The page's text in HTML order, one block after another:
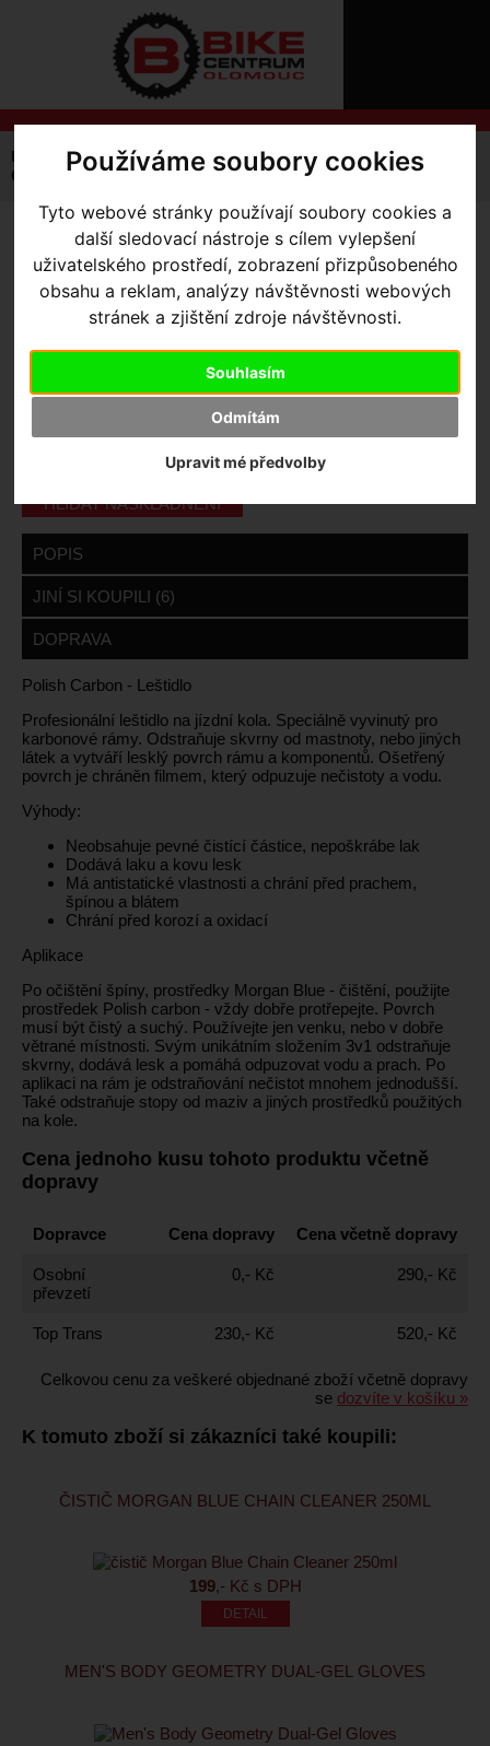
Používáme soubory cookies
Tyto webové stránky používají soubory cookies a
další sledovací nástroje s cílem vylepšení
uživatelského prostředí, zobrazení přizpůsobeného
obsahu a reklam, analýzy návštěvnosti webových
stránek a zjištění zdroje návštěvnosti.
Souhlasím
Odmítám
Upravit mé předvolby
O
NÁKUPU
SLUŽBY
REGISTRACE
ZTRATILI
Úvodní strana Výbava pro kolo
Údržba a čištění
Čističe
sprej Morgan Blue Carbon Polish Matt
SPREJ MORGAN BLUE
CARBON POLISH MATT
Morgan Blue
Skladem:
kontaktujte nás
Záruční lhůta:
290,- Kč s DPH
HLÍDAT NASKLADNĚNÍ
POPIS
JINÍ SI KOUPILI (6)
DOPRAVA
Polish Carbon - Leštidlo
Profesionální leštidlo na jízdní kola. Speciálně vyvinutý pro
karbonové rámy. Odstraňuje skvrny od mastnoty, nebo jiných
látek a vytváří lesklý povrch rámu a komponentů. Ošetřený
povrch je chráněn filmem, který odpuzuje nečistoty a vodu.
Výhody:
Neobsahuje pevné čistící částice, nepoškrábe lak
Dodává laku a kovu lesk
Má antistatické vlastnosti a chrání před prachem,
špínou a blátem
Chrání před korozí a oxidací
Aplikace
Po očištění špíny, prostředky Morgan Blue - čištění, použijte
prostředek Polish carbon - vždy dobře protřepejte. Povrch
musí být čistý a suchý. Používejte jen venku, nebo v dobře
větrané místnosti. Svým unikátním složením 3v1 odstraňuje
skvrny, dodává lesk a pomáhá odpuzovat vodu a prach. Po
aplikaci na rám je odstraňování nečistot mnohem jednodušší.
Také odstraňuje stopy od maziv a jiných prostředků použitých
na kole.
Cena jednoho kusu tohoto produktu včetně
dopravy
Dopravce Cena dopravy Cena včetně dopravy
Osobní
převzetí
0,- Kč 290,- Kč
Top Trans 230,- Kč 520,- Kč
Celkovou cenu za veškeré objednané zboží včetně dopravy
se dozvíte v košíku »
K tomuto zboží si zákazníci také koupili:
ČISTIČ MORGAN BLUE CHAIN CLEANER 250ML
199,- Kč s DPH
MEN'S BODY GEOMETRY DUAL-GEL GLOVES